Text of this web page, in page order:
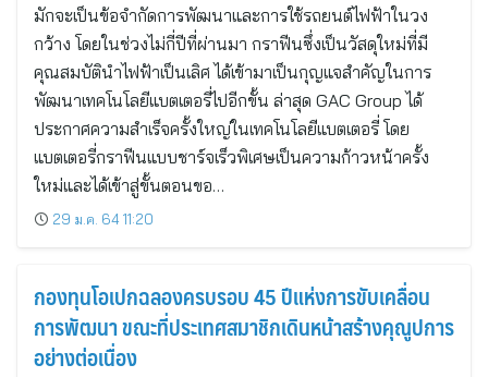
มักจะเป็นข้อจำกัดการพัฒนาและการใช้รถยนต์ไฟฟ้าในวง
กว้าง โดยในช่วงไม่กี่ปีที่ผ่านมา กราฟีนซึ่งเป็นวัสดุใหม่ที่มี
คุณสมบัตินำไฟฟ้าเป็นเลิศ ได้เข้ามาเป็นกุญแจสำคัญในการ
พัฒนาเทคโนโลยีแบตเตอรี่ไปอีกขั้น ล่าสุด GAC Group ได้
ประกาศความสำเร็จครั้งใหญ่ในเทคโนโลยีแบตเตอรี่ โดย
แบตเตอรี่กราฟีนแบบชาร์จเร็วพิเศษเป็นความก้าวหน้าครั้ง
ใหม่และได้เข้าสู่ขั้นตอนขอ…
29 ม.ค. 64 11:20
กองทุนโอเปกฉลองครบรอบ 45 ปีแห่งการขับเคลื่อน
การพัฒนา ขณะที่ประเทศสมาชิกเดินหน้าสร้างคุณูปการ
อย่างต่อเนื่อง